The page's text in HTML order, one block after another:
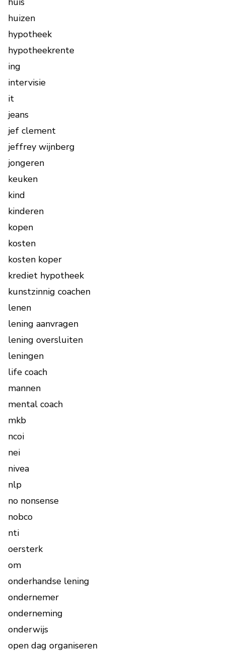
huizen
hypotheek
hypotheekrente
ing
intervisie
it
jeans
jef clement
jeffrey wijnberg
jongeren
keuken
kind
kinderen
kopen
kosten
kosten koper
krediet hypotheek
kunstzinnig coachen
lenen
lening aanvragen
lening oversluiten
leningen
life coach
mannen
mental coach
mkb
ncoi
nei
nivea
nlp
no nonsense
nobco
nti
oersterk
om
onderhandse lening
ondernemer
onderneming
onderwijs
open dag organiseren